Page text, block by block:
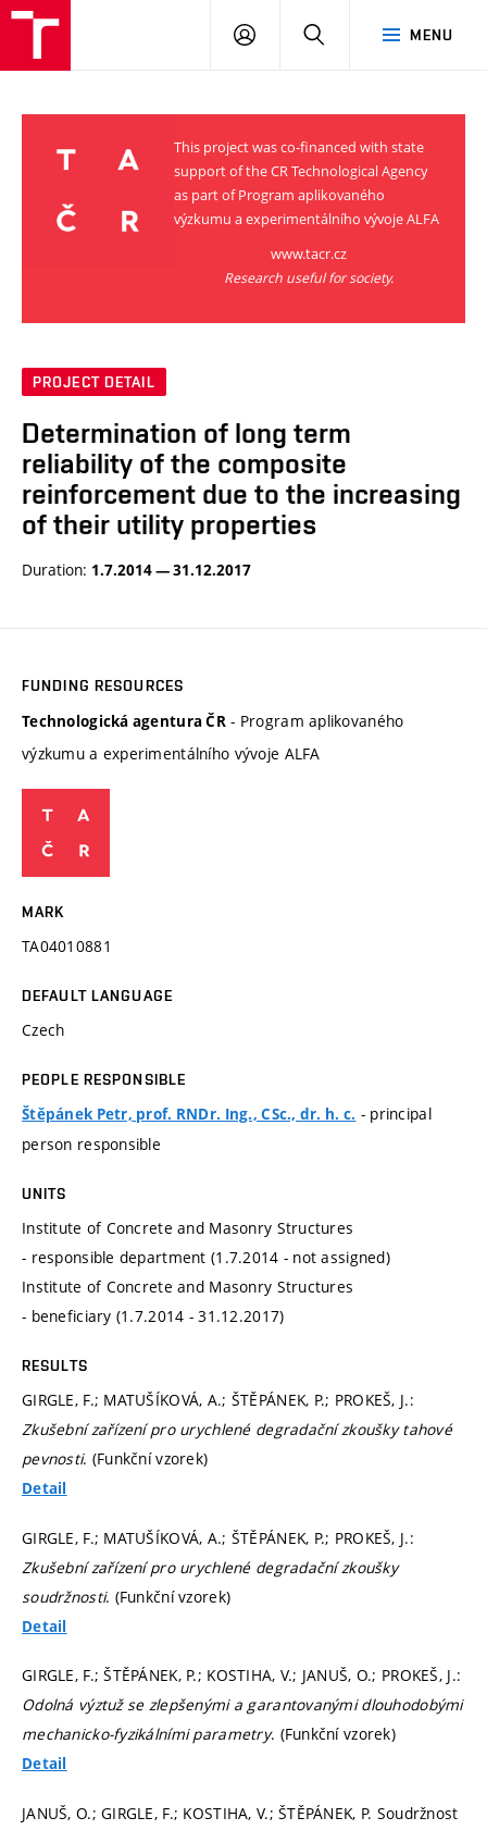
MENU
LOG
SEARCH
This project was co-financed with state
support of the CR Technological Agency
as part of Program aplikovaného
výzkumu a experimentálního vývoje ALFA
www.tacr.cz
Research useful for society.
PROJECT DETAIL
Determination of long term
reliability of the composite
reinforcement due to the increasing
of their utility properties
Duration: 1.7.2014 — 31.12.2017
FUNDING RESOURCES
Technologická agentura ČR - Program aplikovaného
výzkumu a experimentálního vývoje ALFA
MARK
TA04010881
DEFAULT LANGUAGE
Czech
PEOPLE RESPONSIBLE
Štěpánek Petr, prof. RNDr. Ing., CSc., dr. h. c. - principal
person responsible
UNITS
Institute of Concrete and Masonry Structures
- responsible department (1.7.2014 - not assigned)
Institute of Concrete and Masonry Structures
- beneficiary (1.7.2014 - 31.12.2017)
RESULTS
GIRGLE, F.; MATUŠÍKOVÁ, A.; ŠTĚPÁNEK, P.; PROKEŠ, J.:
Zkušební zařízení pro urychlené degradační zkoušky tahové
pevnosti. (Funkční vzorek)
Detail
GIRGLE, F.; MATUŠÍKOVÁ, A.; ŠTĚPÁNEK, P.; PROKEŠ, J.:
Zkušební zařízení pro urychlené degradační zkoušky
soudržnosti. (Funkční vzorek)
Detail
GIRGLE, F.; ŠTĚPÁNEK, P.; KOSTIHA, V.; JANUŠ, O.; PROKEŠ, J.:
Odolná výztuž se zlepšenými a garantovanými dlouhodobými
mechanicko-fyzikálními parametry. (Funkční vzorek)
Detail
JANUŠ, O.; GIRGLE, F.; KOSTIHA, V.; ŠTĚPÁNEK, P. Soudržnost